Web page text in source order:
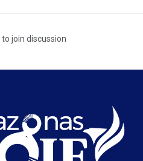
to join discussion